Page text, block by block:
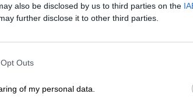
also be disclosed by us to third parties on the
further disclose it to other third parties.
Outs
of my personal data.